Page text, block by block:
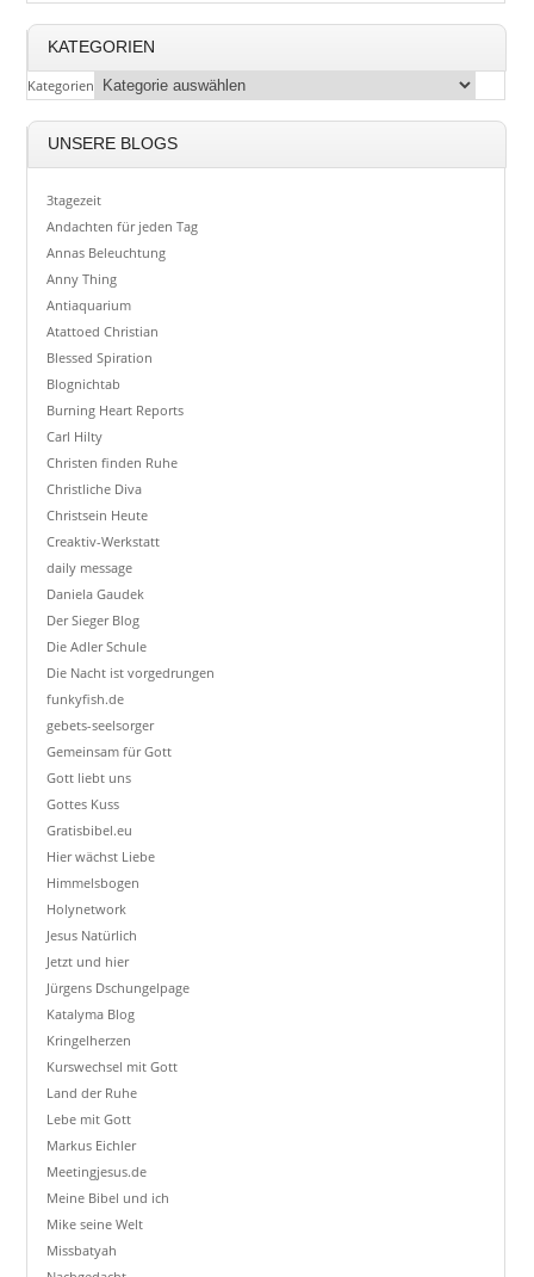
KATEGORIEN
Kategorien
UNSERE BLOGS
3tagezeit
Andachten für jeden Tag
Annas Beleuchtung
Anny Thing
Antiaquarium
Atattoed Christian
Blessed Spiration
Blognichtab
Burning Heart Reports
Carl Hilty
Christen finden Ruhe
Christliche Diva
Christsein Heute
Creaktiv-Werkstatt
daily message
Daniela Gaudek
Der Sieger Blog
Die Adler Schule
Die Nacht ist vorgedrungen
funkyfish.de
gebets-seelsorger
Gemeinsam für Gott
Gott liebt uns
Gottes Kuss
Gratisbibel.eu
Hier wächst Liebe
Himmelsbogen
Holynetwork
Jesus Natürlich
Jetzt und hier
Jürgens Dschungelpage
Katalyma Blog
Kringelherzen
Kurswechsel mit Gott
Land der Ruhe
Lebe mit Gott
Markus Eichler
Meetingjesus.de
Meine Bibel und ich
Mike seine Welt
Missbatyah